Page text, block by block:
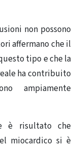
non possono
affermano che il
tipo e che la
ha contribuito
ampiamente
è risultato che
miocardico si è